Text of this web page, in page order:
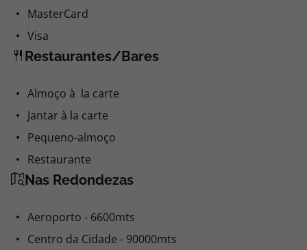
MasterCard
Visa
Restaurantes/Bares
Almoço à la carte
Jantar à la carte
Pequeno-almoço
Restaurante
Nas Redondezas
Aeroporto - 6600mts
Centro da Cidade - 90000mts